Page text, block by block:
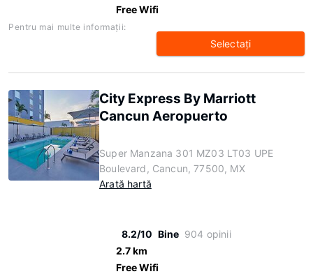
Free Wifi
Pentru mai multe informaţii:
Selectaţi
City Express By Marriott
Cancun Aeropuerto
Super Manzana 301 MZ03 LT03 UPE
Boulevard, Cancun, 77500, MX
Arată hartă
8.2/10 Bine 904 opinii
2.7 km
Free Wifi